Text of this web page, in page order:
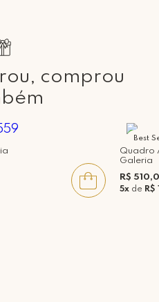
comprou
Best
Quadro
Galeria
R$
5xde R$